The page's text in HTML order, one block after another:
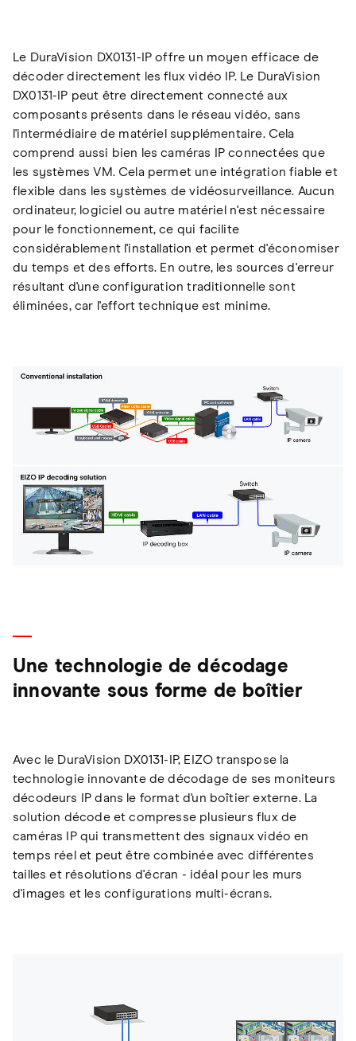
Le DuraVision DX0131-IP offre un moyen efficace de
décoder directement les flux vidéo IP. Le DuraVision
DX0131-IP peut être directement connecté aux
composants présents dans le réseau vidéo, sans
l'intermédiaire de matériel supplémentaire. Cela
comprend aussi bien les caméras IP connectées que
les systèmes VM. Cela permet une intégration fiable et
flexible dans les systèmes de vidéosurveillance. Aucun
ordinateur, logiciel ou autre matériel n'est nécessaire
pour le fonctionnement, ce qui facilite
considérablement l'installation et permet d'économiser
du temps et des efforts. En outre, les sources d'erreur
résultant d'une configuration traditionnelle sont
éliminées, car l'effort technique est minime.
Une technologie de décodage
innovante sous forme de boîtier
Avec le DuraVision DX0131-IP, EIZO transpose la
technologie innovante de décodage de ses moniteurs
décodeurs IP dans le format d'un boîtier externe. La
solution décode et compresse plusieurs flux de
caméras IP qui transmettent des signaux vidéo en
temps réel et peut être combinée avec différentes
tailles et résolutions d'écran - idéal pour les murs
d'images et les configurations multi-écrans.